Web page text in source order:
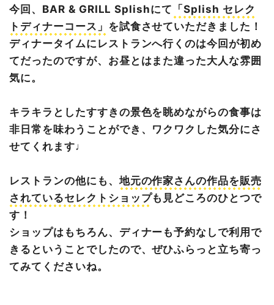
オリジナルカクテルも作ってもらいました♩
北海道ならではの商品が集まるセレクトショップ
ひとりでも大人数でも◎最高のロケーションで食事を楽し
もう！
今回、BAR & GRILL Splishにて 「Splish セレク
トディナーコース」 を試食させていただきました！
ディナータイムにレストランへ行くのは今回が初め
てだったのですが、お昼とはまた違った大人な雰囲
気に。
キラキラとしたすすきの景色を眺めながらの食事は
非日常を味わうことができ、ワクワクした気分にさ
せてくれます♩
レストランの他にも、 地元の作家さんの作品を販売
されているセレクトショップも見どころのひとつで
す！
ショップはもちろん、ディナーも予約なしで利用で
きるということでしたので、ぜひふらっと立ち寄っ
てみてくださいね。